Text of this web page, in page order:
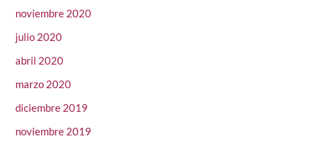
noviembre 2020
julio 2020
abril 2020
marzo 2020
diciembre 2019
noviembre 2019